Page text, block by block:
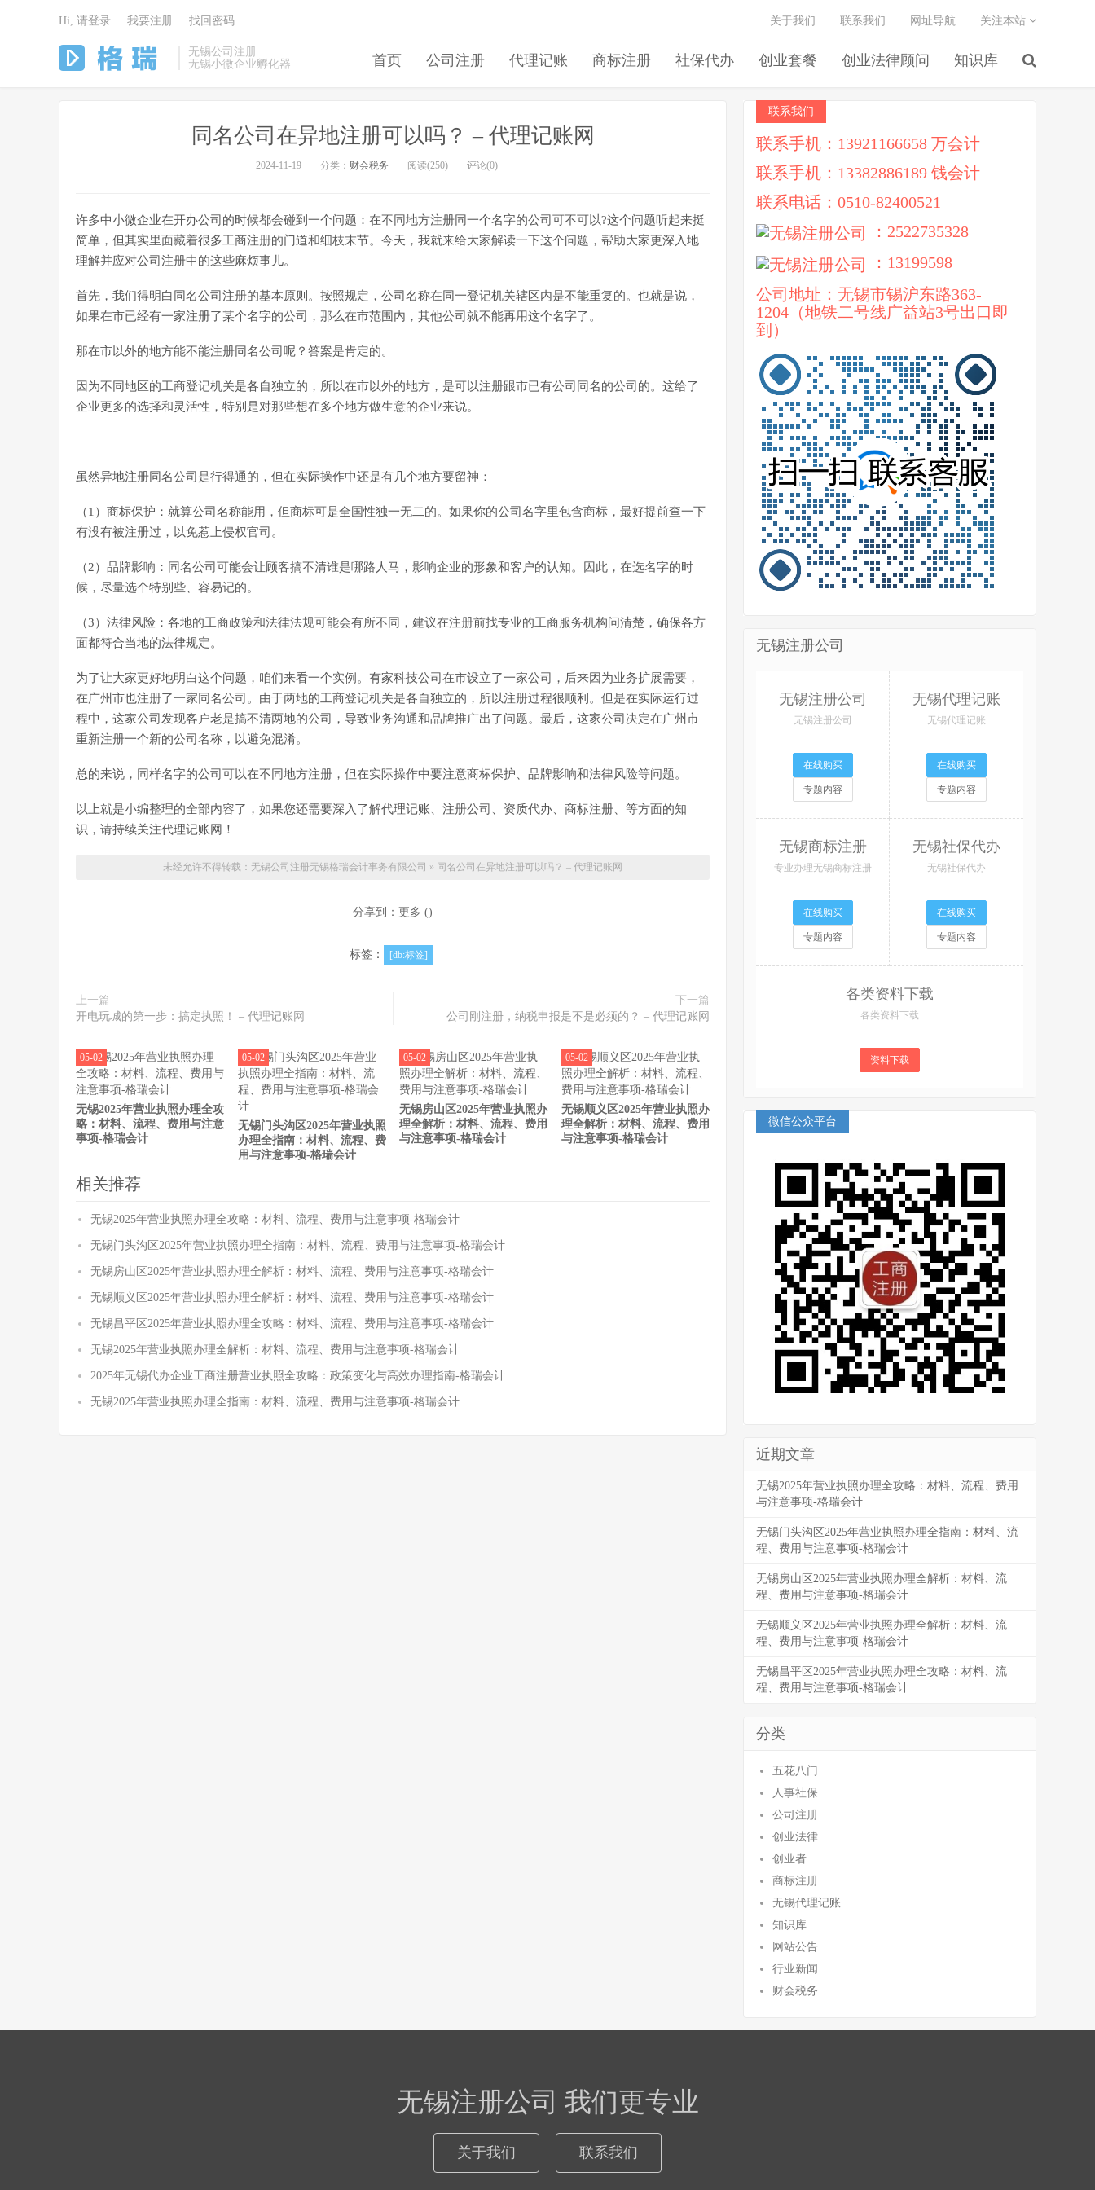
无锡公司注册
无锡小微企业孵化器
首页 公司注册 代理记账 商标注册 社保代办 创业套餐 创业法律顾问 知识库
关于我们 联系我们 网址导航 关注本站
Hi, 请登录 我要注册 找回密码
同名公司在异地注册可以吗？ – 代理记账网
2024-11-19 分类： 财会税务 阅读(250) 评论(0)
许多中小微企业在开办公司的时候都会碰到一个问题：在不同地方注册同一个名字的公司可不可以?这个问题听起来挺
简单，但其实里面藏着很多工商注册的门道和细枝末节。今天，我就来给大家解读一下这个问题，帮助大家更深入地
理解并应对公司注册中的这些麻烦事儿。
首先，我们得明白同名公司注册的基本原则。按照规定，公司名称在同一登记机关辖区内是不能重复的。也就是说，
如果在市已经有一家注册了某个名字的公司，那么在市范围内，其他公司就不能再用这个名字了。
那在市以外的地方能不能注册同名公司呢？答案是肯定的。
因为不同地区的工商登记机关是各自独立的，所以在市以外的地方，是可以注册跟市已有公司同名的公司的。这给了
企业更多的选择和灵活性，特别是对那些想在多个地方做生意的企业来说。
虽然异地注册同名公司是行得通的，但在实际操作中还是有几个地方要留神：
（1）商标保护：就算公司名称能用，但商标可是全国性独一无二的。如果你的公司名字里包含商标，最好提前查一下
有没有被注册过，以免惹上侵权官司。
（2）品牌影响：同名公司可能会让顾客搞不清谁是哪路人马，影响企业的形象和客户的认知。因此，在选名字的时
候，尽量选个特别些、容易记的。
（3）法律风险：各地的工商政策和法律法规可能会有所不同，建议在注册前找专业的工商服务机构问清楚，确保各方
面都符合当地的法律规定。
为了让大家更好地明白这个问题，咱们来看一个实例。有家科技公司在市设立了一家公司，后来因为业务扩展需要，
在广州市也注册了一家同名公司。由于两地的工商登记机关是各自独立的，所以注册过程很顺利。但是在实际运行过
程中，这家公司发现客户老是搞不清两地的公司，导致业务沟通和品牌推广出了问题。最后，这家公司决定在广州市
重新注册一个新的公司名称，以避免混淆。
总的来说，同样名字的公司可以在不同地方注册，但在实际操作中要注意商标保护、品牌影响和法律风险等问题。
以上就是小编整理的全部内容了，如果您还需要深入了解代理记账、注册公司、资质代办、商标注册、等方面的知
识，请持续关注代理记账网！
未经允许不得转载：无锡公司注册无锡格瑞会计事务有限公司 » 同名公司在异地注册可以吗？ – 代理记账网
分享到： 更多 ()
标签： [db:标签]
上一篇
开电玩城的第一步：搞定执照！ – 代理记账网
下一篇
公司刚注册，纳税申报是不是必须的？ – 代理记账网
无锡2025年营业执照办理全攻
略：材料、流程、费用与注意
事项-格瑞会计
05-02
无锡门头沟区2025年营业执照
办理全指南：材料、流程、费
用与注意事项-格瑞会计
05-02
无锡房山区2025年营业执照办
理全解析：材料、流程、费用
与注意事项-格瑞会计
05-02
无锡顺义区2025年营业执照办
理全解析：材料、流程、费用
与注意事项-格瑞会计
05-02
相关推荐
无锡2025年营业执照办理全攻略：材料、流程、费用与注意事项-格瑞会计
无锡门头沟区2025年营业执照办理全指南：材料、流程、费用与注意事项-格瑞会计
无锡房山区2025年营业执照办理全解析：材料、流程、费用与注意事项-格瑞会计
无锡顺义区2025年营业执照办理全解析：材料、流程、费用与注意事项-格瑞会计
无锡昌平区2025年营业执照办理全攻略：材料、流程、费用与注意事项-格瑞会计
无锡2025年营业执照办理全解析：材料、流程、费用与注意事项-格瑞会计
2025年无锡代办企业工商注册营业执照全攻略：政策变化与高效办理指南-格瑞会计
无锡2025年营业执照办理全指南：材料、流程、费用与注意事项-格瑞会计
联系我们
联系手机：13921166658 万会计
联系手机：13382886189 钱会计
联系电话：0510-82400521
：2522735328
：13199598
公司地址：无锡市锡沪东路363-
1204（地铁二号线广益站3号出口即
到）
无锡注册公司
无锡注册公司
无锡注册公司
在线购买
专题内容
无锡代理记账
无锡代理记账
在线购买
专题内容
无锡商标注册
专业办理无锡商标注册
在线购买
专题内容
无锡社保代办
无锡社保代办
在线购买
专题内容
各类资料下载
各类资料下载
资料下载
微信公众平台
近期文章
无锡2025年营业执照办理全攻略：材料、流程、费用
与注意事项-格瑞会计
无锡门头沟区2025年营业执照办理全指南：材料、流
程、费用与注意事项-格瑞会计
无锡房山区2025年营业执照办理全解析：材料、流
程、费用与注意事项-格瑞会计
无锡顺义区2025年营业执照办理全解析：材料、流
程、费用与注意事项-格瑞会计
无锡昌平区2025年营业执照办理全攻略：材料、流
程、费用与注意事项-格瑞会计
分类
五花八门
人事社保
公司注册
创业法律
创业者
商标注册
无锡代理记账
知识库
网站公告
行业新闻
财会税务
无锡注册公司 我们更专业
关于我们 联系我们